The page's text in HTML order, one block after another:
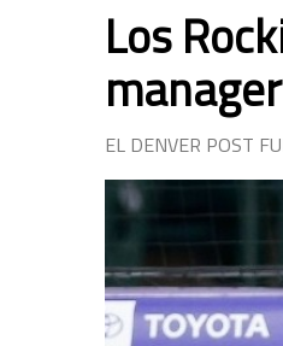
Los
EL DENVER POST